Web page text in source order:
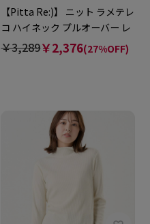
【Pitta Re:)】 ニット ラメテレ
コ ハイネック プルオーバー レ
ディース
￥3,289￥2,376(27%OFF)